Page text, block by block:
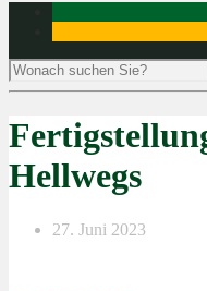
Hellwegs
27. Juni 2023